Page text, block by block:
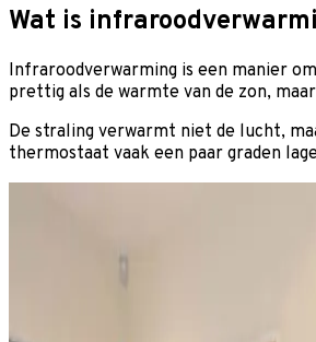
Wat is
Infraroodverwarming is een manier
prettig als de warmte van de zon,
De straling verwarmt niet de lucht,
thermostaat vaak een paar graden